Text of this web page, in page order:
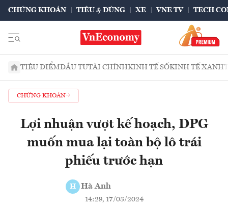
CHỨNG KHOÁN TIÊU & DÙNG XE VNE TV TECH
TIÊU ĐIỂMĐẦU TƯTÀI CHÍNHKINH TẾ SỐKINH TẾ XANH
CHỨNG KHOÁN
Lợi nhuận vượt kế hoạch, DPG
muốn mua lại toàn bộ lô trái
phiếu trước hạn
H Hà Anh
14:29, 17/03/2024